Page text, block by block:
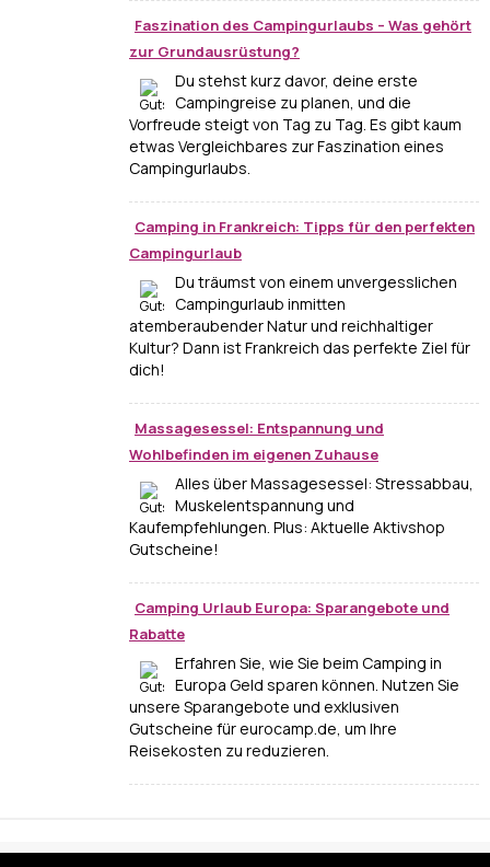
Faszination des Campingurlaubs – Was gehört
zur Grundausrüstung?
Du stehst kurz davor, deine erste
Campingreise zu planen, und die
Vorfreude steigt von Tag zu Tag. Es gibt kaum
etwas Vergleichbares zur Faszination eines
Campingurlaubs.
Camping in Frankreich: Tipps für den perfekten
Campingurlaub
Du träumst von einem unvergesslichen
Campingurlaub inmitten
atemberaubender Natur und reichhaltiger
Kultur? Dann ist Frankreich das perfekte Ziel für
dich!
Massagesessel: Entspannung und
Wohlbefinden im eigenen Zuhause
Alles über Massagesessel: Stressabbau,
Muskelentspannung und
Kaufempfehlungen. Plus: Aktuelle Aktivshop
Gutscheine!
Camping Urlaub Europa: Sparangebote und
Rabatte
Erfahren Sie, wie Sie beim Camping in
Europa Geld sparen können. Nutzen Sie
unsere Sparangebote und exklusiven
Gutscheine für eurocamp.de, um Ihre
Reisekosten zu reduzieren.